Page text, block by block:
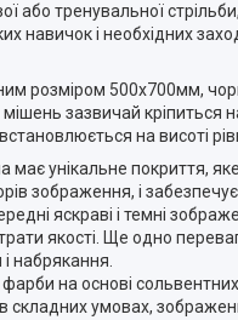
тренувальної стрільби,
навичок і необхідних
розміром 500х700мм,
зазвичай
на висоті
унікальне покриття,
зображення, і
яскраві і темні
якості. Ще одно
набрякання.
на основі
умовах,